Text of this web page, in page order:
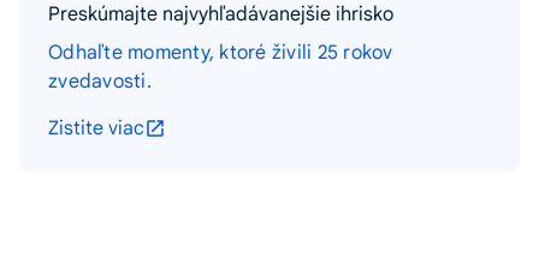
Preskúmajte najvyhľadávanejšie ihrisko
Odhaľte momenty, ktoré živili 25 rokov
zvedavosti.
Zistite viac